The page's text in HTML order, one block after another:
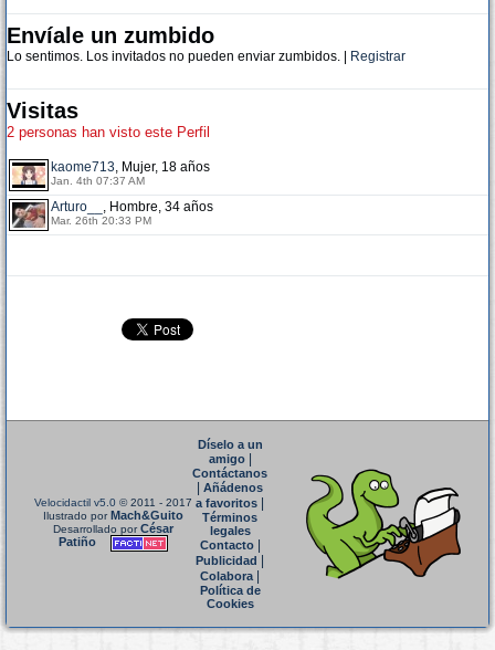
Envíale un zumbido
Lo sentimos. Los invitados no pueden enviar zumbidos. | Registrar
Visitas
2 personas han visto este Perfil
kaome713, Mujer, 18 años
Jan. 4th 07:37 AM
Arturo__ , Hombre, 34 años
Mar. 26th 20:33 PM
Velocidactil v5.0 © 2011 - 2017
Ilustrado porMach&Guito
Desarrollado porCésar
Patiño
Díselo a un
amigo|
Contáctanos
Añádenos
a favoritos
Términos
legales
Contacto|
Publicidad
Colabora|
Política de
Cookies